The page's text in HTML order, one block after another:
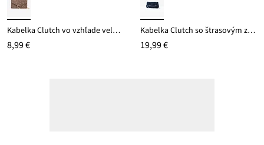
Kabelka Clutch vo vzhľade velúrovej kože s leopaďou potlačou
8,99 €
Kabelka Clutch so štrasovým zdobením
19,99 €